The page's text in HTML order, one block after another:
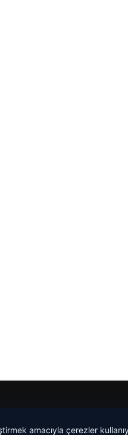
amacıyla çerezler